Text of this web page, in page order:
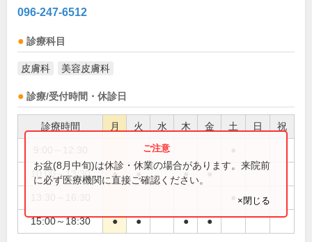
096-247-6512
診療科目
皮膚科 美容皮膚科
診療/受付時間・休診日
診療時間 月 火 水 木 金 土 日 祝
10:00～13:30 ● ● ● ●
15:00～18:30 ● ● ● ●
お盆(8月中旬)は休診・休業の場合があります。来院前
に必ず医療機関に直接ご確認ください。
×閉じる